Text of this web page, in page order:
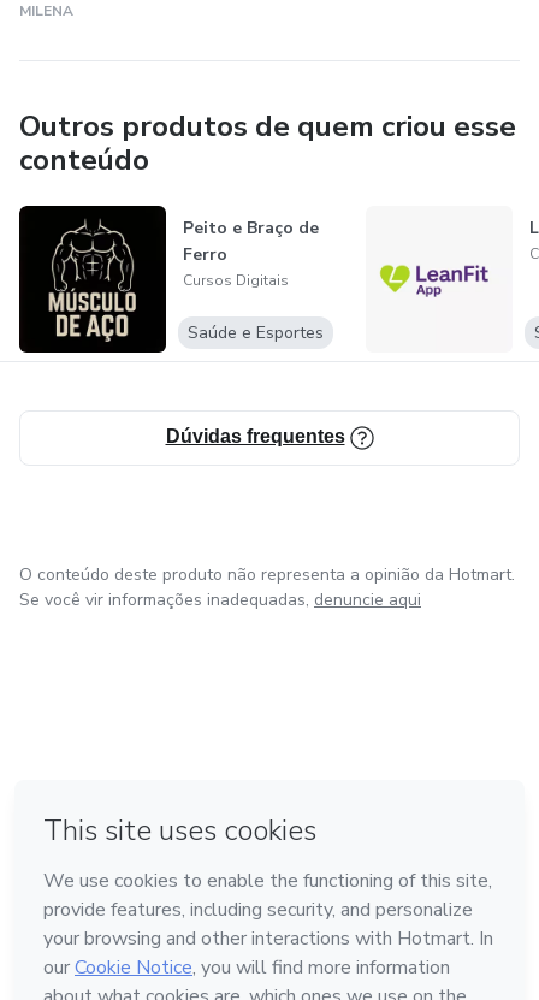
MILENA
Outros produtos de quem criou esse
conteúdo
Peito e Braço de
Ferro
Cursos Digitais
Saúde e Esportes
Dúvidas frequentes
O conteúdo deste produto não representa a opinião da Hotmart.
Se você vir informações inadequadas, denuncie aqui
Feito com ❤ em Bogotá
Conheça a Hotmart